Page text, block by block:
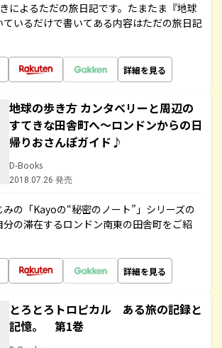
によるただの旅日記です。たまたま『地球
いるだけで書いてある内容はただの旅日記
詳細を見る
地球の歩き方 カンタベリーと周辺の
すてきな田舎町へ～ロンドンからの日
帰りおさんぽガイド♪
D-Books
2018.07.26 発売
の「Kayoの“秘密のノート”」シリーズの
の滞在するロンドン南東の田舎町をご紹
詳細を見る
とろとろトロピカル ある旅の記録と
記憶。 第1巻